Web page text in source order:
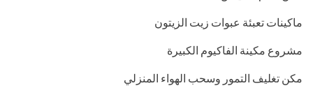
ماكينات تعبئة عبوات زيت الزيتون
مشروع مكينة الفاكيوم الكبيرة
مكن تغليف التمور وسحب الهواء المنزلي